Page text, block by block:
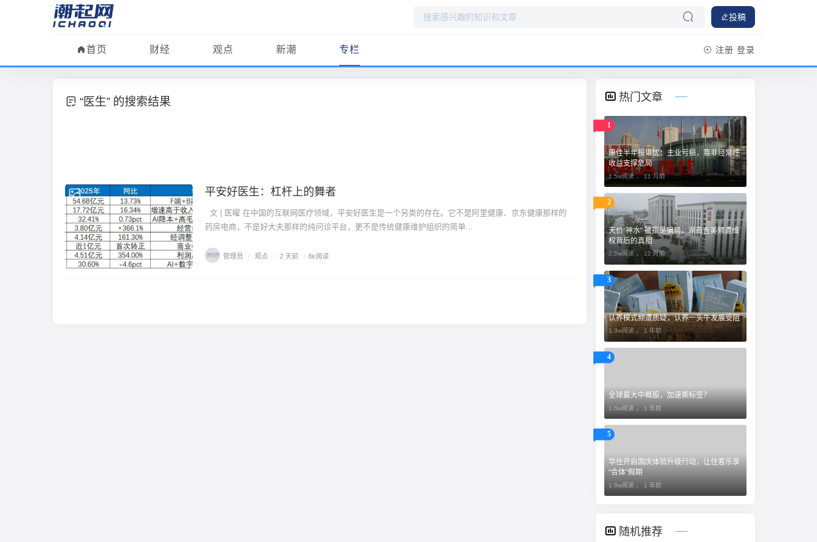
投稿
首页 财经 观点 新潮 专栏 注册 登录
“医生” 的搜索结果
观点
平安好医生：杠杆上的舞者
文 | 医曜 在中国的互联网医疗领域，平安好医生是一个另类的存在。它不是阿里健康、京东健康那样的
药房电商，不是好大夫那样的纯问诊平台，更不是传统健康维护组织的简单...
管理员 / 观点 / 2 天前 / 8k阅读
热门文章
1
康佳半年报堪忧：主业亏损，靠非经常性
收益支撑危局
1.5w阅读 ，11 月前
2
天价“神水” 被指是骗局，湖南吉美频遭维
权背后的真相
2.5w阅读 ， 12 月前
3
认养模式频遭质疑，认养一头牛发展受阻
1.3w阅读 ， 1 年前
4
全球最大中概股，加速撕标签？
1.6w阅读 ， 1 年前
5
​华住开启国庆体验升级行动，让住客乐享
“合体”假期
1.9w阅读 ， 1 年前
随机推荐